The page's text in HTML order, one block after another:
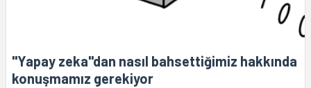
"Yapay zeka"dan nasıl bahsettiğimiz hakkında
konuşmamız gerekiyor